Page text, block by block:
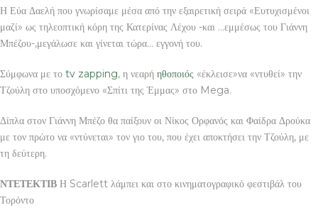
Η Εύα Δαελή που γνωρίσαμε μέσα από την εξαιρετική σειρά «Ευτυχισμένοι
μαζί» ως τηλεοπτική κόρη της Κατερίνας Λέχου -και …εμμέσως του Γιάννη
Μπέζου-,μεγάλωσε και γίνεται τώρα… εγγονή του.
Σύμφωνα με το tv zapping, η νεαρή ηθοποιός «έκλεισε»να «ντυθεί» την
Τζούλη στο υποσχόμενο «Σπίτι της Έμμας» στο Mega.
Δίπλα στον Γιάννη Μπέζο θα παίξουν οι Νίκος Ορφανός και Φαίδρα Δρούκα
με τον πρώτο να «ντύνεται» τον γιο του, που έχει αποκτήσει την Τζούλη, με
τη δεύτερη.
ΝΤΕΤΕΚΤΙΒ Η Scarlett λάμπει και στο κινηματογραφικό φεστιβάλ του
Τορόντο